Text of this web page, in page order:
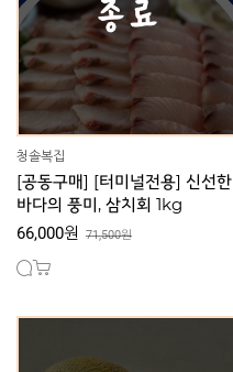
청솔복집
[공동구매] [터미널전용] 신선한
바다의 풍미, 삼치회 1kg
66,000원 71,500원